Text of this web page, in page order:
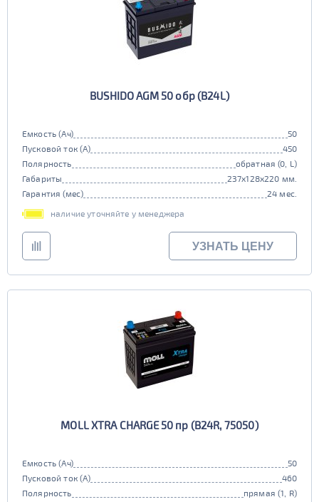
BUSHIDO AGM 50 обр (B24L)
Емкость (Ач)
50
Пусковой ток (А)
450
Полярность
обратная (0, L)
Габариты
237x128x220 мм.
Гарантия (мес)
24 мес.
наличие уточняйте у менеджера
УЗНАТЬ ЦЕНУ
MOLL XTRA CHARGE 50 пр (B24R, 75050)
Емкость (Ач)
50
Пусковой ток (А)
460
Полярность
прямая (1, R)